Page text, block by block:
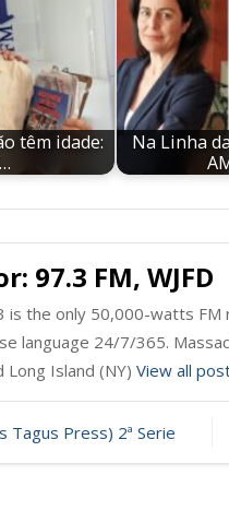
têm idade:
Na Linha
97.3 FM, WJFD
is the only 50,000-watts
language 24/7/365.
Long Island (NY) View all
Tagus Press) 2ª Serie